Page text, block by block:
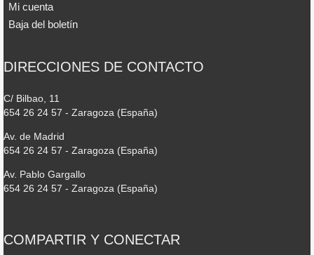
Mi cuenta
Baja del boletín
DIRECCIONES DE CONTACTO
C/ Bilbao, 11
654 26 24 57 - Zaragoza (España)
Av. de Madrid
654 26 24 57 - Zaragoza (España)
Av. Pablo Gargallo
654 26 24 57 - Zaragoza (España)
COMPARTIR Y CONECTAR